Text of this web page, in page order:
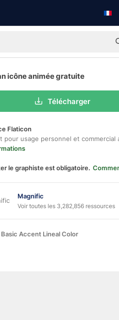
icône animée gratuite
Télécharger
Flaticon
pour usage personnel et commercial
le graphiste est obligatoire.
Magnific
Voir toutes les 3,282,856 ressources
Basic Accent Lineal Color